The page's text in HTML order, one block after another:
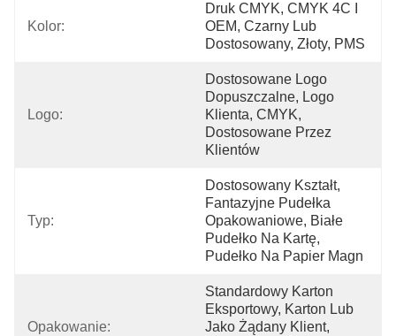
Kolor:
Druk CMYK, CMYK 4C I
OEM, Czarny Lub
Dostosowany, Złoty, PMS
Logo:
Dostosowane Logo
Dopuszczalne, Logo
Klienta, CMYK,
Dostosowane Przez
Klientów
Typ:
Dostosowany Kształt,
Fantazyjne Pudełka
Opakowaniowe, Białe
Pudełko Na Kartę,
Pudełko Na Papier Magn
Opakowanie:
Standardowy Karton
Eksportowy, Karton Lub
Jako Żądany Klient,